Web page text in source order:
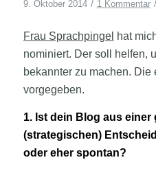
9. Oktober 2014 / 1 Kommentar /
Frau Sprachpingel hat
nominiert. Der soll helfen,
bekannter zu machen. Die
vorgegeben.
1. Ist dein Blog aus einer
(strategischen)
oder eher spontan?